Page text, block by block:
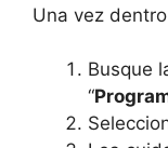
Una vez
Busque
“